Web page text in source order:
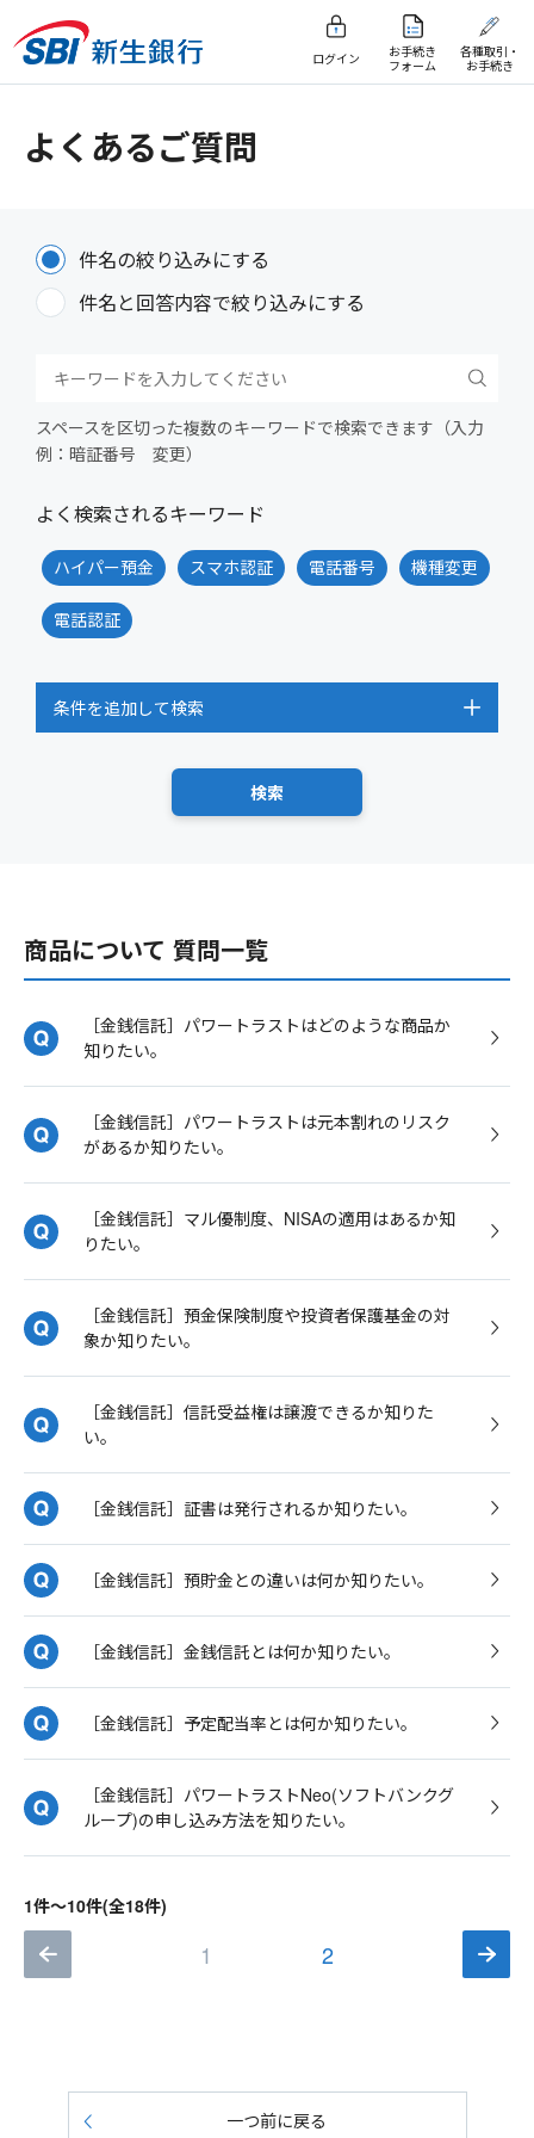
ログイン
お手続き
フォーム
各種取引・
お手続き
よくあるご質問
件名の絞り込みにする
件名と回答内容で絞り込みにする
スペースを区切った複数のキーワードで検索できます（入力
例：暗証番号 変更）
よく検索されるキーワード
ハイパー預金 スマホ認証 電話番号 機種変更
電話認証
条件を追加して検索
商品について 質問一覧
［金銭信託］パワートラストはどのような商品か
知りたい。
［金銭信託］パワートラストは元本割れのリスク
があるか知りたい。
［金銭信託］マル優制度、NISAの適用はあるか知
りたい。
［金銭信託］預金保険制度や投資者保護基金の対
象か知りたい。
［金銭信託］信託受益権は譲渡できるか知りた
い。
［金銭信託］証書は発行されるか知りたい。
［金銭信託］預貯金との違いは何か知りたい。
［金銭信託］金銭信託とは何か知りたい。
［金銭信託］予定配当率とは何か知りたい。
［金銭信託］パワートラストNeo(ソフトバンクグ
ループ)の申し込み方法を知りたい。
1件～10件(全18件)
1 2
一つ前に戻る